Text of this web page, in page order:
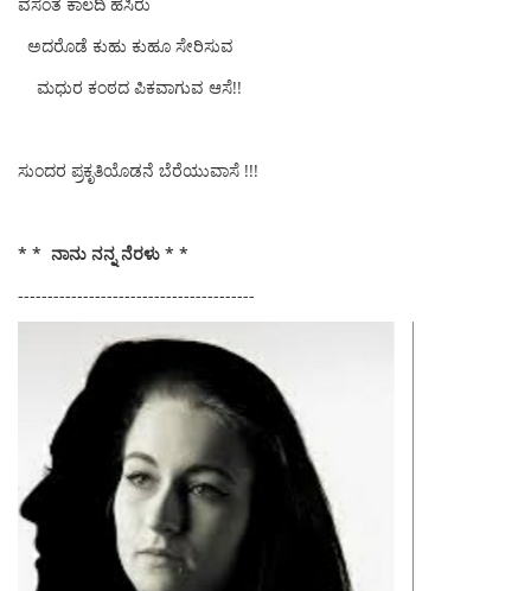
ವಸಂತ ಕಾಲದಿ ಹಸಿರು
ಅದರೊಡೆ ಕುಹು ಕುಹೂ ಸೇರಿಸುವ
ಮಧುರ ಕಂಠದ ಪಿಕವಾಗುವ ಆಸೆ!!
ಸುಂದರ ಪ್ರಕೃತಿಯೊಡನೆ ಬೆರೆಯುವಾಸೆ !!!
* * ನಾನು ನನ್ನ ನೆರಳು * *
----------------------------------------